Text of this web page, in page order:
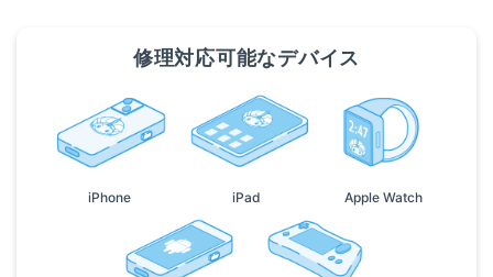
修理対応可能なデバイス
iPhone iPad Apple Watch